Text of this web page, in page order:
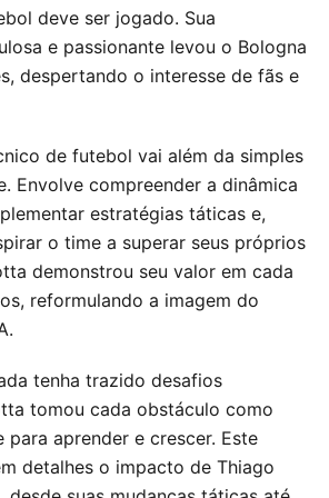
deve ser jogado. Sua
e passionante levou o Bologna
despertando o interesse de fãs e
de futebol vai além da simples
Envolve compreender a dinâmica
estratégias táticas e,
o time a superar seus próprios
demonstrou seu valor em cada
reformulando a imagem do
tenha trazido desafios
tomou cada obstáculo como
para aprender e crescer. Este
detalhes o impacto de Thiago